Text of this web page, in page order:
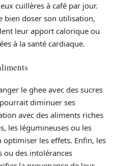
cuillères à café par jour.
bien doser son utilisation,
leur apport calorique ou
à la santé cardiaque.
le ghee avec des sucres
diminuer ses
avec des aliments riches
les légumineuses ou les
optimiser les effets. Enfin, les
ou des intolérances